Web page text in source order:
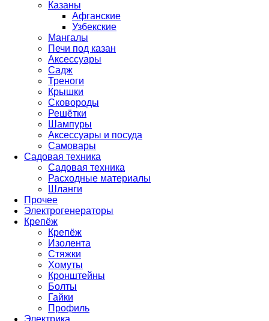
Казаны
Афганские
Узбекские
Мангалы
Печи под казан
Аксессуары
Садж
Треноги
Крышки
Сковороды
Решётки
Шампуры
Аксессуары и посуда
Самовары
Садовая техника
Садовая техника
Расходные материалы
Шланги
Прочее
Электрогенераторы
Крепёж
Крепёж
Изолента
Стяжки
Хомуты
Кронштейны
Болты
Гайки
Профиль